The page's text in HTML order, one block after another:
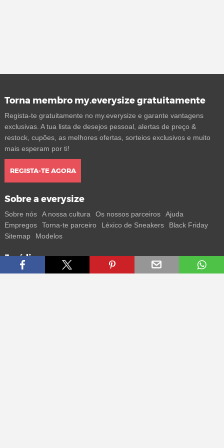
Torna membro my.everysize gratuitamente
Regista-te gratuitamente no my.everysize e garante vantagens
exclusivas. A tua lista de desejos pessoal, alertas de preço &
restock, cupões, as melhores ofertas, sorteios exclusivos e muito
mais esperam por ti!
REGISTA-TE AGORA
Sobre a everysize
Sobre nós A nossa cultura Os nossos parceiros
Ajuda
Empregos
Torna-te parceiro Léxico de Sneakers
Black Friday
Sitemap
Modelos
Jurídico
Termos Privacidade Impressum Contacto